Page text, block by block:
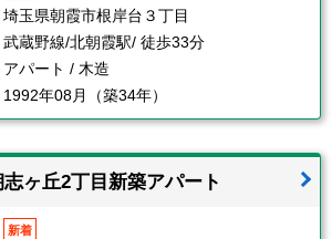
埼玉県朝霞市根岸台３丁目
武蔵野線/北朝霞駅/ 徒歩33分
アパート / 木造
1992年08月（築34年）
ヶ丘2丁目新築アパート
新着